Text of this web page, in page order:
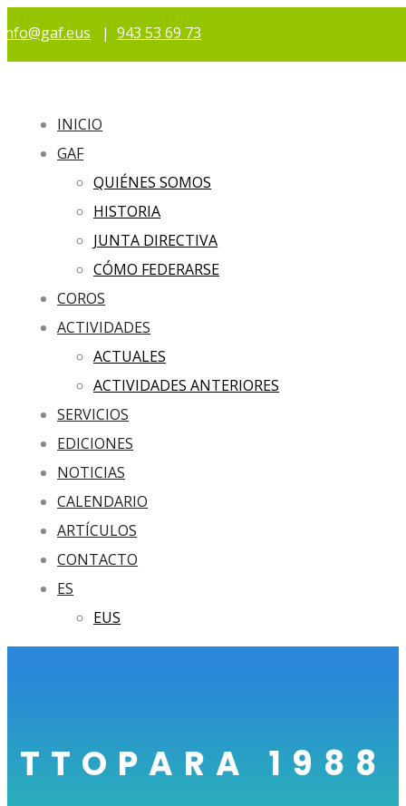
info@gaf.eus | 943 53 69 73
INICIO
GAF
QUIÉNES SOMOS
HISTORIA
JUNTA DIRECTIVA
CÓMO FEDERARSE
COROS
ACTIVIDADES
ACTUALES
ACTIVIDADES ANTERIORES
SERVICIOS
EDICIONES
NOTICIAS
CALENDARIO
ARTÍCULOS
CONTACTO
ES
EUS
TTOPARA 1988